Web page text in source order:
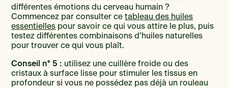
différentes émotions du cerveau humain ?
Commencez par consulter cetableau des huiles
essentielles pour savoir ce qui vous attire le plus, puis
testez différentes combinaisons d’huiles naturelles
pour trouver ce qui vous plaît.
Conseil n° 5 : utilisez une cuillère froide ou des
cristaux à surface lisse pour stimuler les tissus en
profondeur si vous ne possédez pas déjà un rouleau